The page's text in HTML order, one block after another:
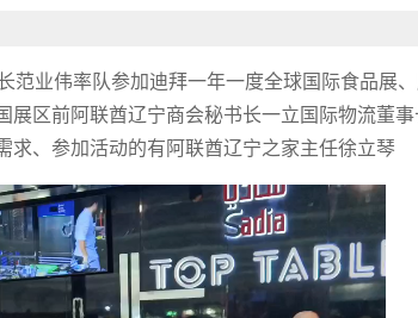
范业伟率队参加迪拜一年一度全球国际食品展
展区前阿联酋辽宁商会秘书长一立国际物流董
求、参加活动的有阿联酋辽宁之家主任徐立琴